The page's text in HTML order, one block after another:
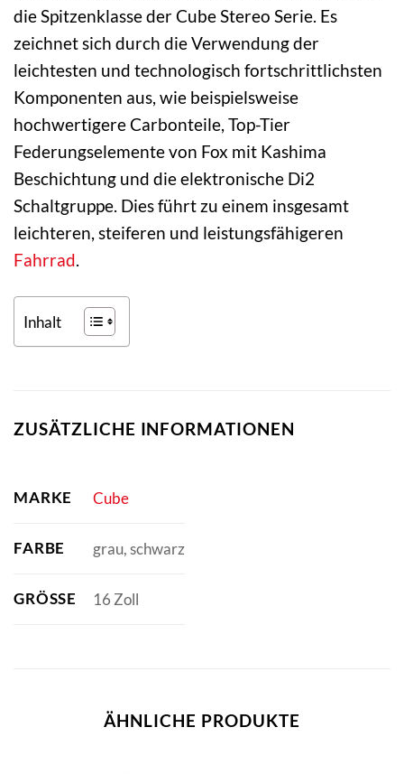
die Spitzenklasse der Cube Stereo Serie. Es
zeichnet sich durch die Verwendung der
leichtesten und technologisch fortschrittlichsten
Komponenten aus, wie beispielsweise
hochwertigere Carbonteile, Top-Tier
Federungselemente von Fox mit Kashima
Beschichtung und die elektronische Di2
Schaltgruppe. Dies führt zu einem insgesamt
leichteren, steiferen und leistungsfähigeren
Fahrrad.
Inhalt
ZUSÄTZLICHE INFORMATIONEN
MARKE Cube
FARBE grau, schwarz
GRÖSSE 16 Zoll
ÄHNLICHE PRODUKTE